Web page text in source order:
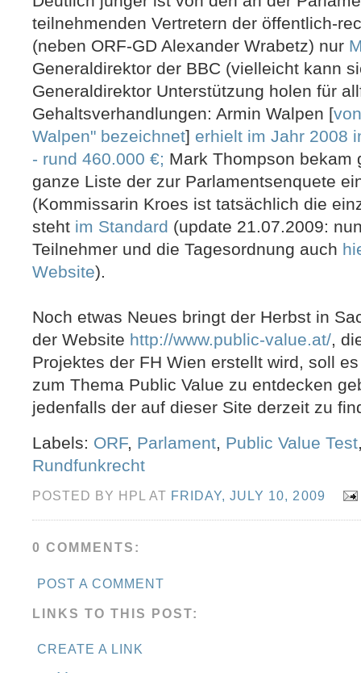
teilnehmenden Vertretern der öffentlich-
(neben ORF-GD Alexander Wrabetz) nur
Generaldirektor der BBC (vielleicht kann
Generaldirektor Unterstützung holen für
Gehaltsverhandlungen: Armin Walpen [
Walpen" bezeichnet] erhielt im Jahr 2008
- rund 460.000 €; Mark Thompson bekam
ganze Liste der zur Parlamentsenquete
(Kommissarin Kroes ist tatsächlich die
steht im Standard (update 21.07.2009:
Teilnehmer und die Tagesordnung auch
Website).
Noch etwas Neues bringt der Herbst in
der Website http://www.public-value.at/,
Projektes der FH Wien erstellt wird, soll
zum Thema Public Value zu entdecken
jedenfalls der auf dieser Site derzeit zu
Labels: ORF, Parlament, Public Value Test
Rundfunkrecht
POSTED BY HPL AT FRIDAY, JULY 10, 2009
0 COMMENTS:
POST A COMMENT
LINKS TO THIS POST:
CREATE A LINK